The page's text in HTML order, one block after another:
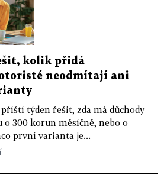
kolik přidá
neodmítají ani
týden řešit, zda má důchody
o 300 korun měsíčně, nebo o
první varianta je...